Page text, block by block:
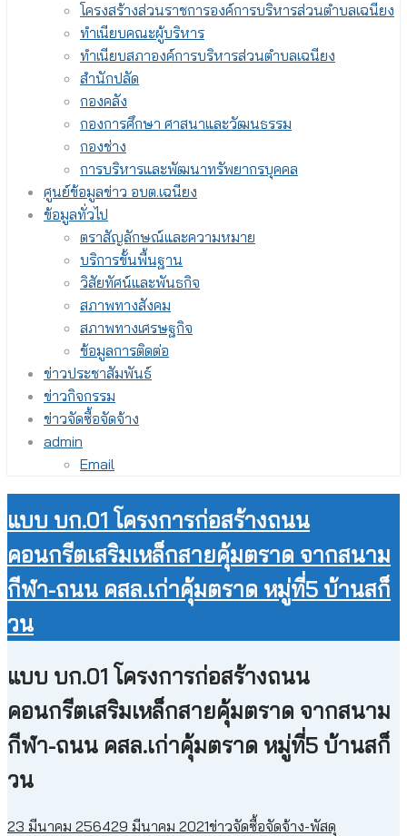
โครงสร้างส่วนราชการองค์การบริหารส่วนตำบลเฉนียง
ทำเนียบคณะผู้บริหาร
ทำเนียบสภาองค์การบริหารส่วนตำบลเฉนียง
สำนักปลัด
กองคลัง
กองการศึกษา ศาสนาและวัฒนธรรม
กองช่าง
การบริหารและพัฒนาทรัพยากรบุคคล
ศูนย์ข้อมูลข่าว อบต.เฉนียง
ข้อมูลทั่วไป
ตราสัญลักษณ์และความหมาย
บริการขั้นพื้นฐาน
วิสัยทัศน์และพันธกิจ
สภาพทางสังคม
สภาพทางเศรษฐกิจ
ข้อมูลการติดต่อ
ข่าวประชาสัมพันธ์
ข่าวกิจกรรม
ข่าวจัดซื้อจัดจ้าง
admin
Email
แบบ บก.01 โครงการก่อสร้างถนน
คอนกรีตเสริมเหล็กสายคุ้มตราด จากสนาม
กีฬา-ถนน คสล.เก่าคุ้มตราด หมู่ที่5 บ้านสก็
วน
แบบ บก.01 โครงการก่อสร้างถนน
คอนกรีตเสริมเหล็กสายคุ้มตราด จากสนาม
กีฬา-ถนน คสล.เก่าคุ้มตราด หมู่ที่5 บ้านสก็
วน
23 มีนาคม 256429 มีนาคม 2021ข่าวจัดซื้อจัดจ้าง-พัสดุ